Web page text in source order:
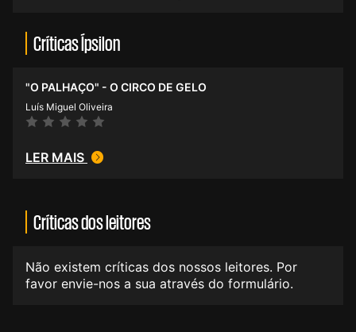
Críticas Ípsilon
"O PALHAÇO" - O CIRCO DE GELO
Luís Miguel Oliveira
LER MAIS
Críticas dos leitores
Não existem críticas dos nossos leitores. Por
favor envie-nos a sua através do formulário.